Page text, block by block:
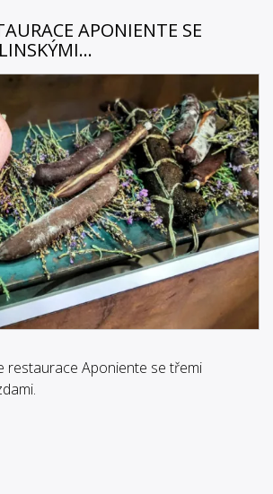
APONIENTE SE
restaurace Aponiente se třemi